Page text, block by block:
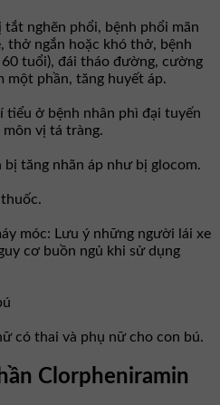
nghẽn phổi, bệnh phổi mãn
thở ngắn hoặc khó thở, bệnh
tuổi), đái tháo đường, cường
một phần, tăng huyết áp.
tiểu ở bệnh nhân phì đại tuyến
vị tá tràng.
bị tăng nhãn áp như bị glocom.
móc: Lưu ý những người lái xe
cơ buồn ngủ khi sử dụng
có thai và phụ nữ cho con bú.
Clorpheniramin